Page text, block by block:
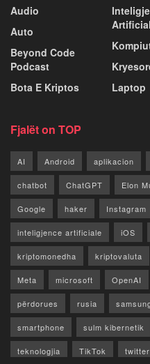
Audio
Auto
Beyond Code
Podcast
Bota E Kriptos
Laptop
Fjalët on TOP
AI Android aplikacion
chatbot ChatGPT Elon
Google haker Instagram
inteligjence artificiale iOS
kriptomonedha kriptovaluta
Meta microsoft OpenAI
përdorues rusia
smartphone sulm kibernetik
teknologjia TikTok twitter